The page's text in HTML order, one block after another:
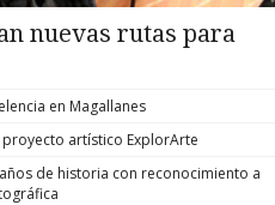
nuevas rutas para
en Magallanes
artístico ExplorArte
de historia con reconocimiento a